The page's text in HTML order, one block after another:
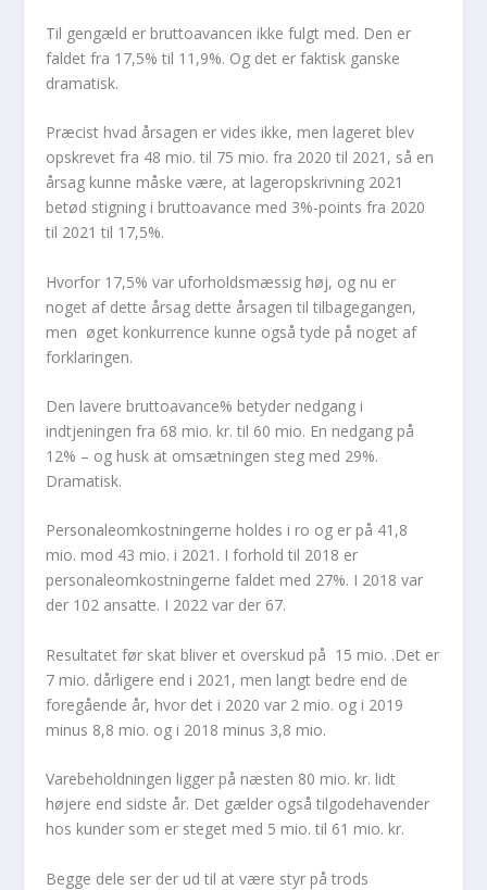
Til gengæld er bruttoavancen ikke fulgt med. Den er
faldet fra 17,5% til 11,9%. Og det er faktisk ganske
dramatisk.
Præcist hvad årsagen er vides ikke, men lageret blev
opskrevet fra 48 mio. til 75 mio. fra 2020 til 2021, så en
årsag kunne måske være, at lageropskrivning 2021
betød stigning i bruttoavance med 3%-points fra 2020
til 2021 til 17,5%.
Hvorfor 17,5% var uforholdsmæssig høj, og nu er
noget af dette årsag dette årsagen til tilbagegangen,
men øget konkurrence kunne også tyde på noget af
forklaringen.
Den lavere bruttoavance% betyder nedgang i
indtjeningen fra 68 mio. kr. til 60 mio. En nedgang på
12% – og husk at omsætningen steg med 29%.
Dramatisk.
Personaleomkostningerne holdes i ro og er på 41,8
mio. mod 43 mio. i 2021. I forhold til 2018 er
personaleomkostningerne faldet med 27%. I 2018 var
der 102 ansatte. I 2022 var der 67.
Resultatet før skat bliver et overskud på 15 mio. .Det er
7 mio. dårligere end i 2021, men langt bedre end de
foregående år, hvor det i 2020 var 2 mio. og i 2019
minus 8,8 mio. og i 2018 minus 3,8 mio.
Varebeholdningen ligger på næsten 80 mio. kr. lidt
højere end sidste år. Det gælder også tilgodehavender
hos kunder som er steget med 5 mio. til 61 mio. kr.
Begge dele ser der ud til at være styr på trods